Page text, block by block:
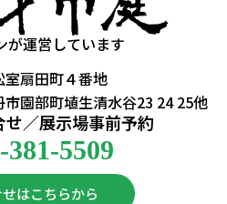
が運営しています
扇田町４番地
園部町埴生清水谷23 24 25他
せ／展示場事前予約
381-5509
はこちらから